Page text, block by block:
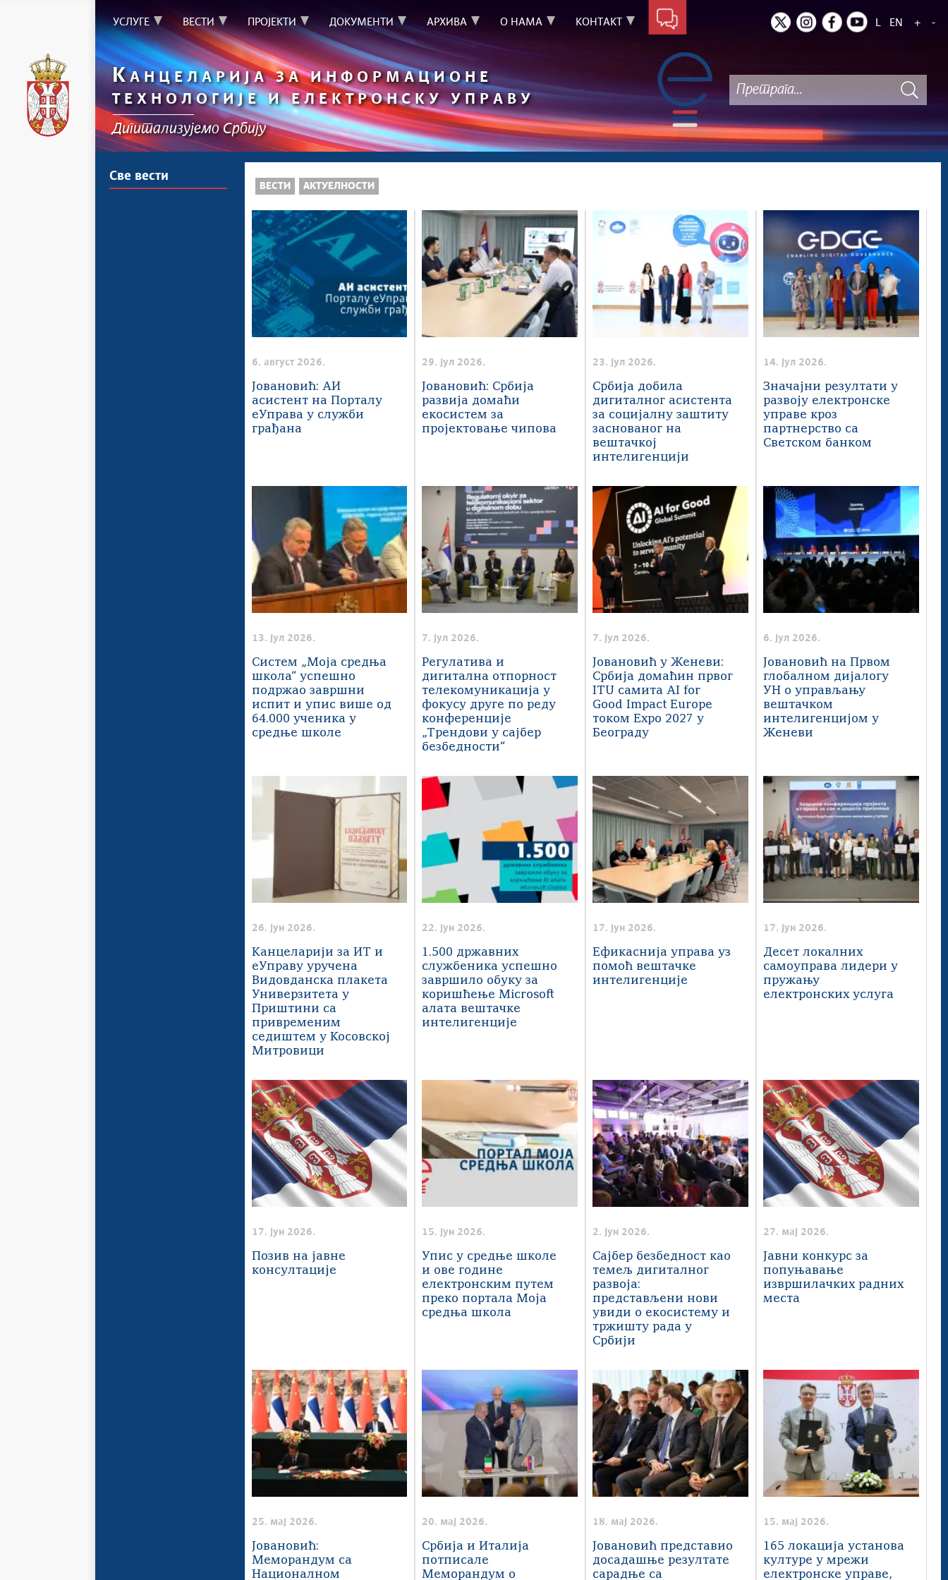
УСЛУГЕ ВЕСТИ ПРОЈЕКТИ ДОКУМЕНТИ АРХИВА О НАМА КОНТАКТ L EN + -
КАНЦЕЛАРИЈА ЗА ИНФОРМАЦИОНЕ
ТЕХНОЛОГИЈЕ И ЕЛЕКТРОНСКУ УПРАВУ
Дигитализујемо Србију
Све вести
ВЕСТИ АКТУЕЛНОСТИ
6. август 2026.
Јовановић: АИ
асистент на Порталу
еУправа у служби
грађана
29. јул 2026.
Јовановић: Србија
развија домаћи
екосистем за
пројектовање чипова
23. јул 2026.
Србија добила
дигиталног асистента
за социјалну заштиту
заснованог на
вештачкој
интелигенцији
14. јул 2026.
Значајни резултати у
развоју електронске
управе кроз
партнерство са
Светском банком
13. јул 2026.
Систем „Моја средња
школа“ успешно
подржао завршни
испит и упис више од
64.000 ученика у
средње школе
7. јул 2026.
Регулатива и
дигитална отпорност
телекомуникација у
фокусу друге по реду
конференције
„Трендови у сајбер
безбедности“
7. јул 2026.
Јовановић у Женеви:
Србија домаћин првог
ITU самита AI for
Good Impact Europe
током Expo 2027 у
Београду
6. јул 2026.
Јовановић на Првом
глобалном дијалогу
УН о управљању
вештачком
интелигенцијом у
Женеви
26. јун 2026.
Канцеларији за ИТ и
еУправу уручена
Видовданска плакета
Универзитета у
Приштини са
привременим
седиштем у Косовској
Митровици
22. јун 2026.
1.500 државних
службеника успешно
завршило обуку за
коришћење Microsoft
алата вештачке
интелигенције
17. јун 2026.
Ефикаснија управа уз
помоћ вештачке
интелигенције
17. јун 2026.
Десет локалних
самоуправа лидери у
пружању
електронских услуга
17. јун 2026.
Позив на јавне
консултације
15. јун 2026.
Упис у средње школе
и ове године
електронским путем
преко портала Моја
средња школа
2. јун 2026.
Сајбер безбедност као
темељ дигиталног
развоја:
представљени нови
увиди о екосистему и
тржишту рада у
Србији
27. мај 2026.
Jавни конкурс за
попуњавање
извршилачких радних
места
25. мај 2026.
Јовановић:
Меморандум са
Националном
20. мај 2026.
Србија и Италија
потписале
Меморандум о
18. мај 2026.
Јовановић представио
досадашње резултате
сарадње са
15. мај 2026.
165 локација установа
културе у мрежи
електронске управе,